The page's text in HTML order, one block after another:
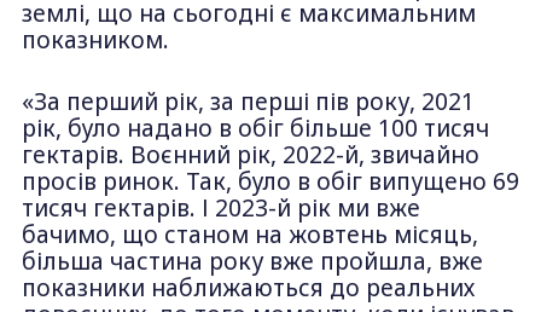
землі, що на сьогодні є максимальним
показником.
«За перший рік, за перші пів року, 2021
рік, було надано в обіг більше 100 тисяч
гектарів. Воєнний рік, 2022-й, звичайно
просів ринок. Так, було в обіг випущено 69
тисяч гектарів. І 2023-й рік ми вже
бачимо, що станом на жовтень місяць,
більша частина року вже пройшла, вже
показники наближаються до реальних